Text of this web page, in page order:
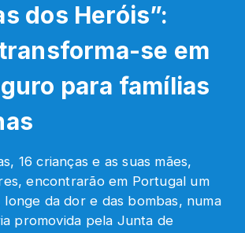
dos Heróis”:
se em
para famílias
16 crianças e as suas mães,
encontrarão em Portugal um
da dor e das bombas, numa
promovida pela Junta de